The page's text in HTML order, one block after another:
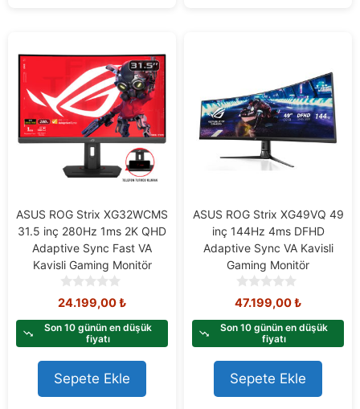
ASUS ROG Strix XG32WCMS
31.5 inç 280Hz 1ms 2K QHD
Adaptive Sync Fast VA
Kavisli Gaming Monitör
0
o
u
5
24.199,00₺
Son 10 günün en düşük
fiyatı
Sepete Ekle
ASUS ROG Strix XG49VQ 49
inç 144Hz 4ms DFHD
Adaptive Sync VA Kavisli
Gaming Monitör
0
o
u
5
47.199,00₺
Son 10 günün en düşük
fiyatı
Sepete Ekle